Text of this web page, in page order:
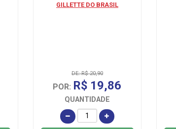
GILLETTE DO BRASIL
DE: R$ 20,90
POR: R$ 19,86
QUANTIDADE